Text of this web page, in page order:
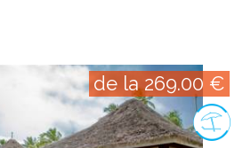
de la 269.00 €